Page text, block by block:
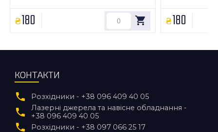
180 180
КОНТАКТИ
Розхідники - +38 096 409 40 05
Лазерні джерела та навісне обладнання -
+38 096 409 40 05
Розхідники - +38 097 066 25 17